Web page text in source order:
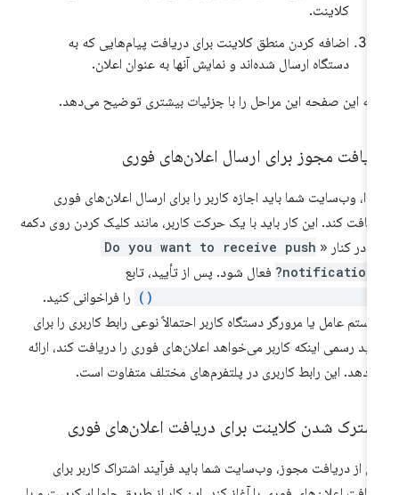
کلاینت.
اضافه کردن منطق کلاینت برای دریافت پیام‌هایی که به
دستگاه ارسال شده‌اند و نمایش آنها به عنوان اعلان.
این صفحه این مراحل را با جزئیات بیشتری توضیح می‌دهد.
مجوز برای ارسال اعلان‌های فوری
وب‌سایت شما باید اجازه کاربر را برای ارسال اعلان‌های فوری
کند. این کار باید با یک حرکت کاربر، مانند کلیک کردن روی دکمه
در کنار «Do you want to receive push
فعال شود. پس از تأیید، تابع
را فراخوانی کنید.
عامل یا مرورگر دستگاه کاربر احتمالاً نوعی رابط کاربری را برای
رسمی اینکه کاربر می‌خواهد اعلان‌های فوری را دریافت کند، ارائه
این رابط کاربری در پلتفرم‌های مختلف متفاوت است.
شدن کلاینت برای دریافت اعلان‌های فوری
از دریافت مجوز، وب‌سایت شما باید فرآیند اشتراک کاربر برای